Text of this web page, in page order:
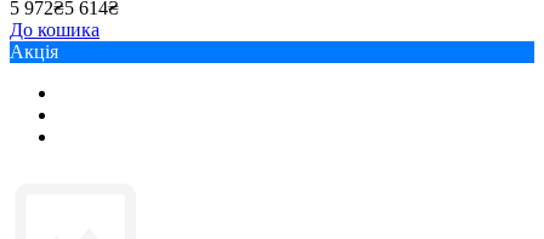
5 972₴5 614₴
До кошика
Акція